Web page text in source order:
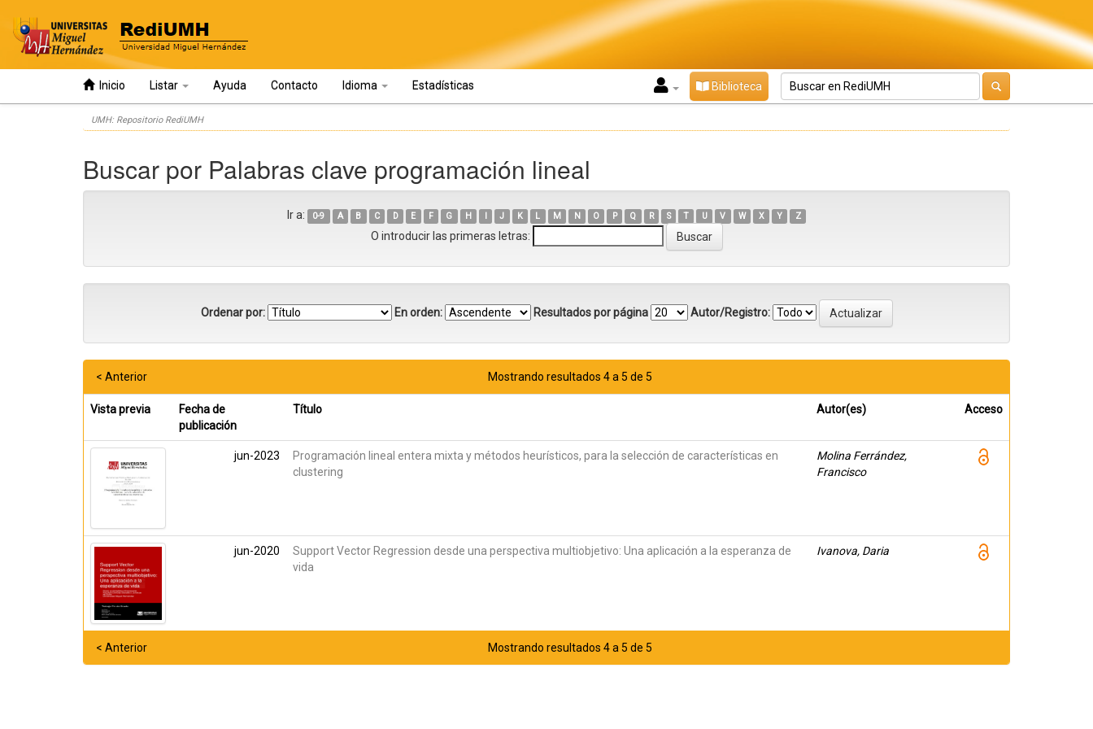
Inicio Listar Ayuda Contacto Idioma Estadísticas Biblioteca
UMH: Repositorio RediUMH
Buscar por Palabras clave programación lineal
Ir a: 0-9 A B C D E F G H I J K L M N O P Q R S T U V W X Y Z
O introducir las primeras letras:
Ordenar por: En orden: Resultados por página Autor/Registro:
Mostrando resultados 4 a 5 de 5
< Anterior
Vista previa
Fecha de
publicación
Título Autor(es) Acceso
jun-2023
Programación lineal entera mixta y métodos heurísticos, para la selección de características en
clustering
Molina Ferrández,
Francisco
jun-2020
Support Vector Regression desde una perspectiva multiobjetivo: Una aplicación a la esperanza de
vida
Ivanova, Daria
Mostrando resultados 4 a 5 de 5
< Anterior